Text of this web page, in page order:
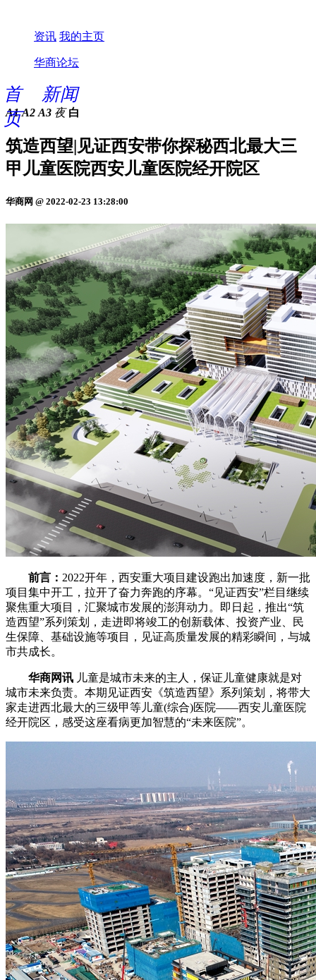
资讯 我的主页
华商论坛
首
页
新闻
A1 A2 A3 夜 白
筑造西望|见证西安带你探秘西北最大三
甲儿童医院西安儿童医院经开院区
华商网 @ 2022-02-23 13:28:00
前言： 2022开年，西安重大项目建设跑出加速度，新一批
项目集中开工，拉开了奋力奔跑的序幕。“见证西安”栏目继续
聚焦重大项目，汇聚城市发展的澎湃动力。即日起，推出“筑
造西望”系列策划，走进即将竣工的创新载体、投资产业、民
生保障、基础设施等项目，见证高质量发展的精彩瞬间，与城
市共成长。
华商网讯 儿童是城市未来的主人，保证儿童健康就是对
城市未来负责。本期见证西安《筑造西望》系列策划，将带大
家走进西北最大的三级甲等儿童(综合)医院——西安儿童医院
经开院区，感受这座看病更加智慧的“未来医院”。